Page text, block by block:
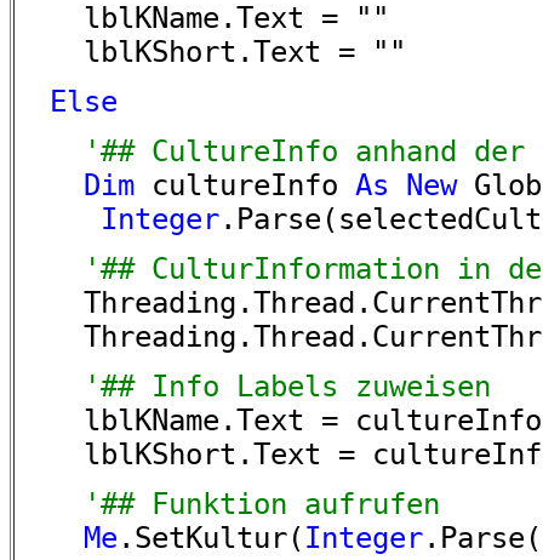
lblKName.Text = ""
lblKShort.Text = ""
Else
'## CultureInfo anhand der
Dim cultureInfo As New
Integer
'## CulturInformation in den
'## Info Labels zuweisen
lblKName.Text =
lblKShort.Text =
'## Funktion aufrufen
Me .SetKultur(Integer